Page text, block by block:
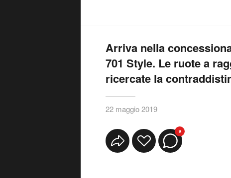
Arriva nella
701 Style. Le ruote a
ricercate la
22 maggio 2019
9